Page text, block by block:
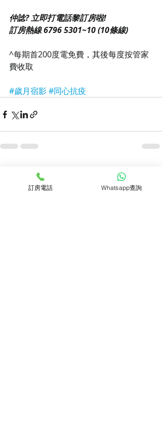
仲諗? 立即打電話黎訂房啦!
訂房熱線 6796 5301~10 (10條線)
^每期首200度電免費，其後每度按管家
費收取
#歲月宿影#同心抗疫
訂房電話 Whatsapp查詢